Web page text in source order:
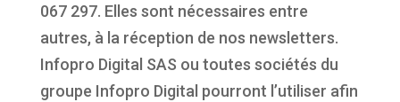
067 297. Elles sont nécessaires entre
autres, à la réception de nos newsletters.
Infopro Digital SAS ou toutes sociétés du
groupe Infopro Digital pourront l’utiliser afin